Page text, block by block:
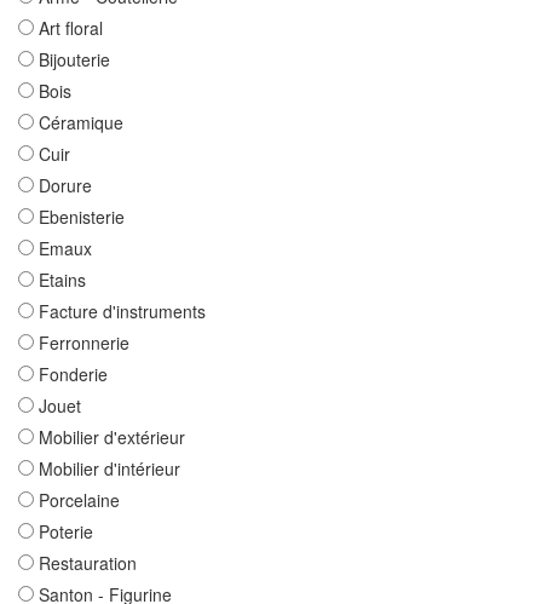
Art floral
Bijouterie
Bois
Céramique
Cuir
Dorure
Ebenisterie
Emaux
Etains
Facture d'instruments
Ferronnerie
Fonderie
Jouet
Mobilier d'extérieur
Mobilier d'intérieur
Porcelaine
Poterie
Restauration
Santon - Figurine